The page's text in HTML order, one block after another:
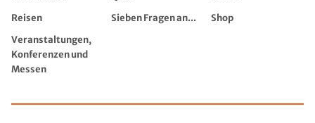
Reisen
Sieben Fragen an...
Shop
Veranstaltungen,
Konferenzen und
Messen